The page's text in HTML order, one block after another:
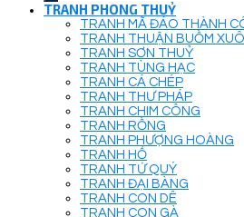
TRANH PHONG THUỶ
TRANH MÃ ĐÁO THÀNH
TRANH THUẬN BUỒM
TRANH SƠN THUỶ
TRANH TÙNG HẠC
TRANH CÁ CHÉP
TRANH THƯ PHÁP
TRANH CHIM CÔNG
TRANH RỒNG
TRANH PHƯỢNG HOÀNG
TRANH HỔ
TRANH TỨ QUÝ
TRANH ĐẠI BÀNG
TRANH CON DÊ
TRANH CON GÀ